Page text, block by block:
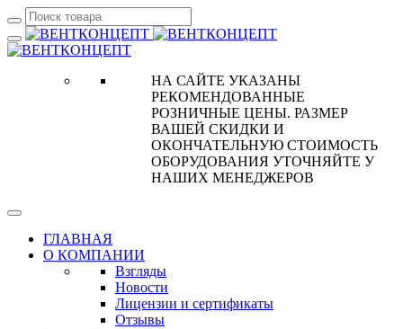
НА САЙТЕ УКАЗАНЫ
РЕКОМЕНДОВАННЫЕ
РОЗНИЧНЫЕ ЦЕНЫ. РАЗМЕР
ВАШЕЙ СКИДКИ И
ОКОНЧАТЕЛЬНУЮ СТОИМОСТЬ
ОБОРУДОВАНИЯ УТОЧНЯЙТЕ У
НАШИХ МЕНЕДЖЕРОВ
ГЛАВНАЯ
О КОМПАНИИ
Взгляды
Новости
Лицензии и сертификаты
Отзывы